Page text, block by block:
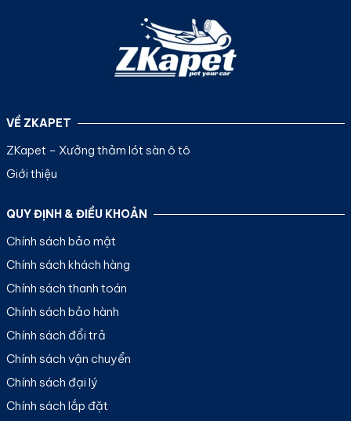
VỀ ZKAPET
ZKapet – Xưởng thảm lót sàn ô tô
Giới thiệu
QUY ĐỊNH & ĐIỀU KHOẢN
Chính sách bảo mật
Chính sách khách hàng
Chính sách thanh toán
Chính sách bảo hành
Chính sách đổi trả
Chính sách vận chuyển
Chính sách đại lý
Chính sách lắp đặt